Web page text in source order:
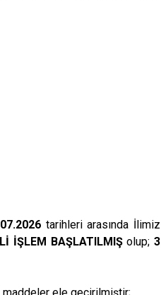
tarihleri arasında İlimiz
İŞLEM BAŞLATILMIŞolup;3